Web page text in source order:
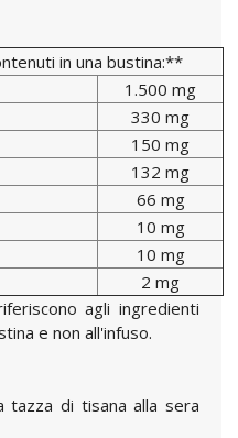
in una bustina:**
1.500 mg
330 mg
150 mg
132 mg
66 mg
10 mg
10 mg
2 mg
agli ingredienti
e non all'infuso.
tazza di tisana alla sera